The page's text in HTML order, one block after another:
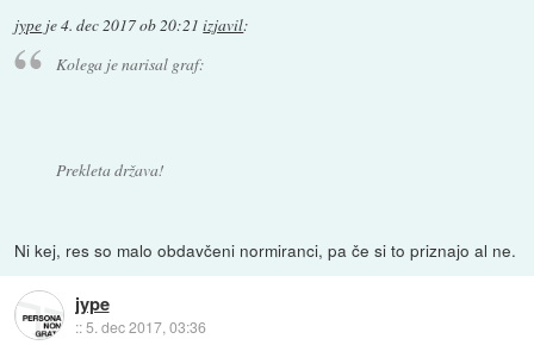
jype je4. dec 2017 ob 20:21 izjavil:
Kolega je narisal graf:
Prekleta država!
Ni kej, res so malo obdavčeni normiranci, pa če si to priznajo al ne.
jype
::5. dec 2017, 03:36